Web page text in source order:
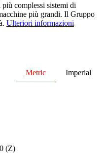
complessi sistemi di
più grandi. Il Gruppo
Ulteriori informazioni
Metric Imperial
(Z)